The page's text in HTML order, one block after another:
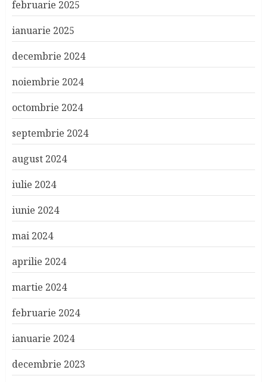
februarie 2025
ianuarie 2025
decembrie 2024
noiembrie 2024
octombrie 2024
septembrie 2024
august 2024
iulie 2024
iunie 2024
mai 2024
aprilie 2024
martie 2024
februarie 2024
ianuarie 2024
decembrie 2023